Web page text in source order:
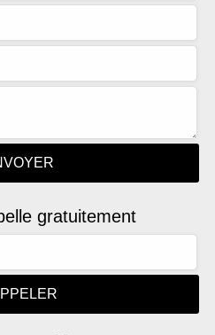
gratuitement